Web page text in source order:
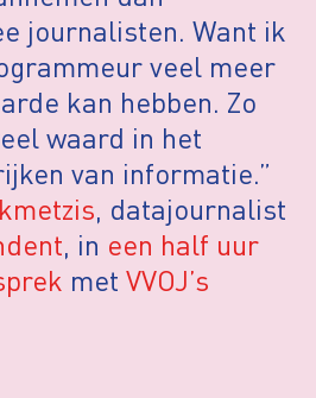
journalisten. Want ik
veel meer
kan hebben. Zo
waard in het
van informatie.”
, datajournalist
, in een half uur
met VVOJ’s